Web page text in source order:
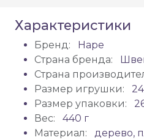
Характеристики
Бренд:
Hape
Страна бренда:
Страна
Размер игрушки:
Размер упаковки:
Вес:
440 г
Материал:
дерево,